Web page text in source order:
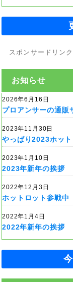
スポンサードリンク
お知らせ
2026年6月16日
プロアンサーの通販
2023年11月30日
やっぱり2023ホッ
2023年1月10日
2023年新年の挨拶
2022年12月3日
ホットロット参戦中
2022年1月4日
2022年新年の挨拶